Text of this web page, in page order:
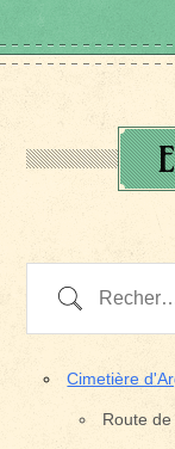
Recherche
Cimetière
Route